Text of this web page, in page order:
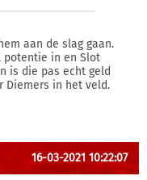
aan de slag gaan.
potentie in en Slot
is die pas echt geld
Diemers in het veld.
16-03-2021 10:22:07